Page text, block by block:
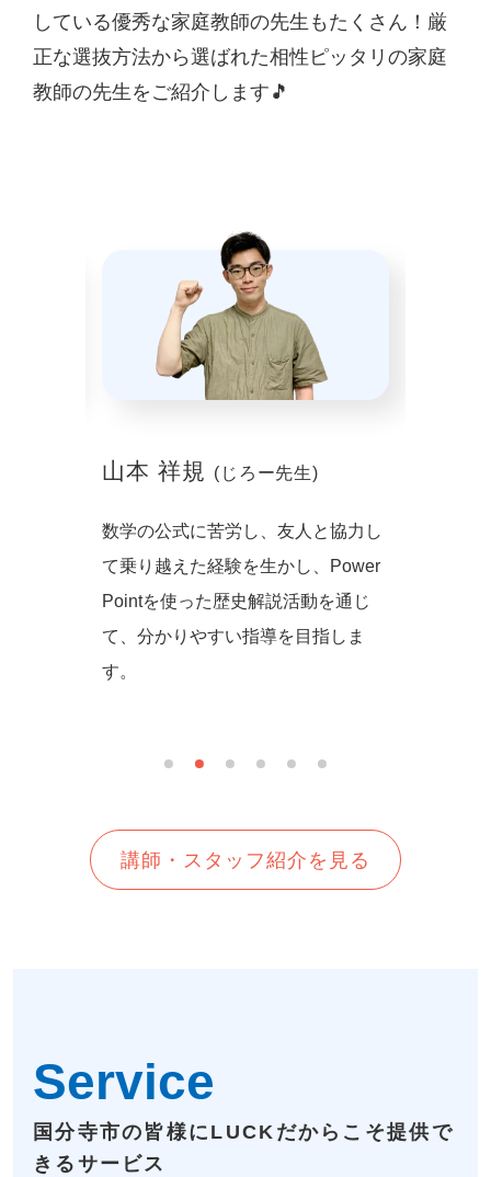
している優秀な家庭教師の先生もたくさん！厳
正な選抜方法から選ばれた相性ピッタリの家庭
教師の先生をご紹介します🎵
山本 祥規 (じろー先生)
数学の公式に苦労し、友人と協力し
て乗り越えた経験を生かし、Power
Pointを使った歴史解説活動を通じ
て、分かりやすい指導を目指しま
す。
講師・スタッフ紹介を見る
Service
国分寺市の皆様にLUCKだからこそ提供で
きるサービス